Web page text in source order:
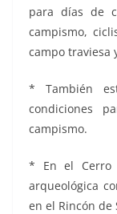
para días de
campismo,
campo traviesa
* También
condiciones
campismo.
* En el Cerro
arqueológica
en el Rincón de